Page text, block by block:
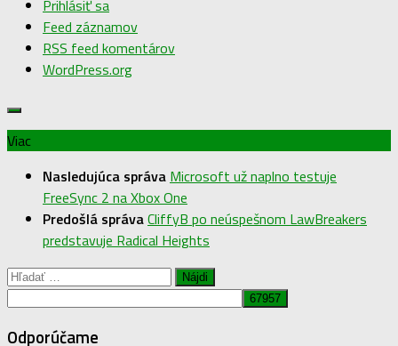
Prihlásiť sa
Feed záznamov
RSS feed komentárov
WordPress.org
Viac
Nasledujúca správa Microsoft už naplno testuje
FreeSync 2 na Xbox One
Predošlá správaCliffyB po neúspešnom LawBreakers
predstavuje Radical Heights
Hľadať:
Odporúčame